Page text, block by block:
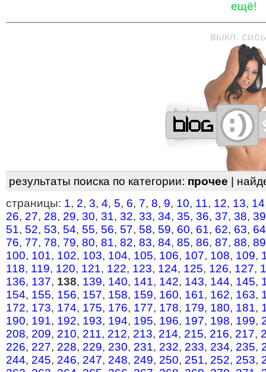
ещё!
—————————————————
выкл.
результаты поиска по категории: прочее |
страницы: 1, 2, 3, 4, 5, 6, 7, 8, 9, 10, 11, 12, 13, 14
26, 27, 28, 29, 30, 31, 32, 33, 34, 35, 36, 37, 38, 39
51, 52, 53, 54, 55, 56, 57, 58, 59, 60, 61, 62, 63, 64
76, 77, 78, 79, 80, 81, 82, 83, 84, 85, 86, 87, 88, 89
100, 101, 102, 103, 104, 105, 106, 107, 108, 109,
118, 119, 120, 121, 122, 123, 124, 125, 126, 127,
136, 137, 138, 139, 140, 141, 142, 143, 144, 145,
154, 155, 156, 157, 158, 159, 160, 161, 162, 163,
172, 173, 174, 175, 176, 177, 178, 179, 180, 181,
190, 191, 192, 193, 194, 195, 196, 197, 198, 199,
208, 209, 210, 211, 212, 213, 214, 215, 216, 217,
226, 227, 228, 229, 230, 231, 232, 233, 234, 235,
244, 245, 246, 247, 248, 249, 250, 251, 252, 253,